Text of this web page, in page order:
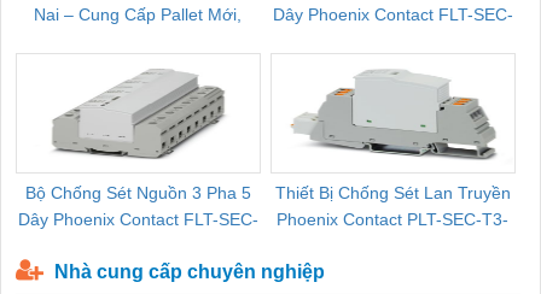
Nai – Cung Cấp Pallet Mới,
Dây Phoenix Contact FLT-SEC-
Bộ Chống Sét Nguồn 3 Pha 5
Dây Phoenix Contact FLT-SEC-
Thiết Bị Chống Sét Lan Truyền
Phoenix Contact PLT-SEC-T3-
Nhà cung cấp chuyên nghiệp